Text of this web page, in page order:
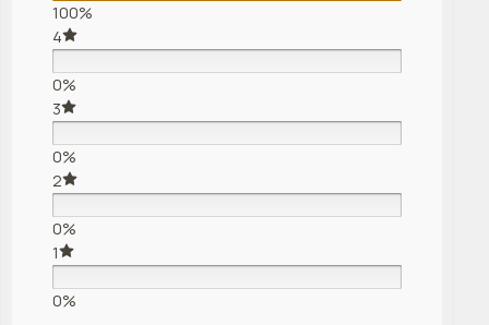
100%
4
0%
3
0%
2
0%
1
0%